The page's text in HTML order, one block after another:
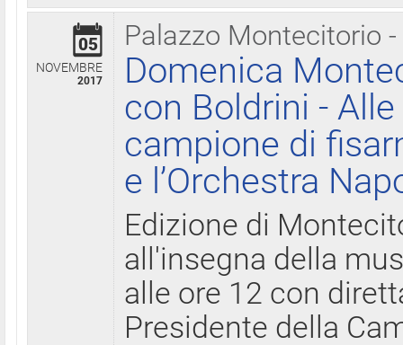
Palazzo Montecitorio
05
NOVEMBRE
2017
Domenica
con Boldrini -
campione di
e l’Orchestra
Edizione di
all'insegna della
alle ore 12 con
Presidente della